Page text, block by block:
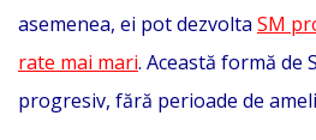
asemenea, ei pot dezvolta SM
rate mai mari. Această formă de
progresiv, fără perioade de